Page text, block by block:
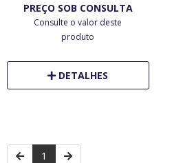
PREÇO SOB CONSULTA
Consulte o valor deste
produto
DETALHES
1